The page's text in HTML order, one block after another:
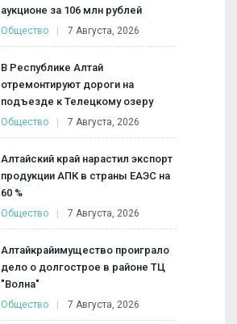
аукционе за 106 млн рублей
Общество 7 Августа, 2026
В Республике Алтай
отремонтируют дороги на
подъезде к Телецкому озеру
Общество 7 Августа, 2026
Алтайский край нарастил экспорт
продукции АПК в страны ЕАЭС на
60 %
Общество 7 Августа, 2026
Алтайкрайимущество проиграло
дело о долгострое в районе ТЦ
"Волна"
Общество 7 Августа, 2026